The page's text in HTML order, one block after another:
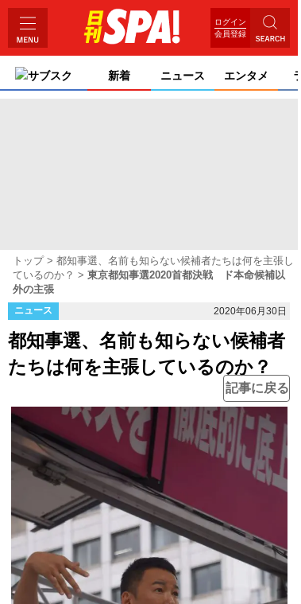
ログイン
会員登録
サブスク 新着 ニュース エンタメ
トップ
都知事選、名前も知らない候補者たちは何を主張し
ているのか？
東京都知事選2020首都決戦 ド本命候補以
外の主張
ニュース 2020年06月30日
都知事選、名前も知らない候補者
たちは何を主張しているのか？
記事に戻る